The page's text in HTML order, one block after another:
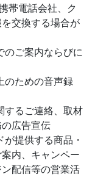
電話会社、ク
交換する場合が
ご案内ならびに
ための音声録
るご連絡、取材
広告宣伝
提供する商品・
内、キャンペー
配信等の営業活